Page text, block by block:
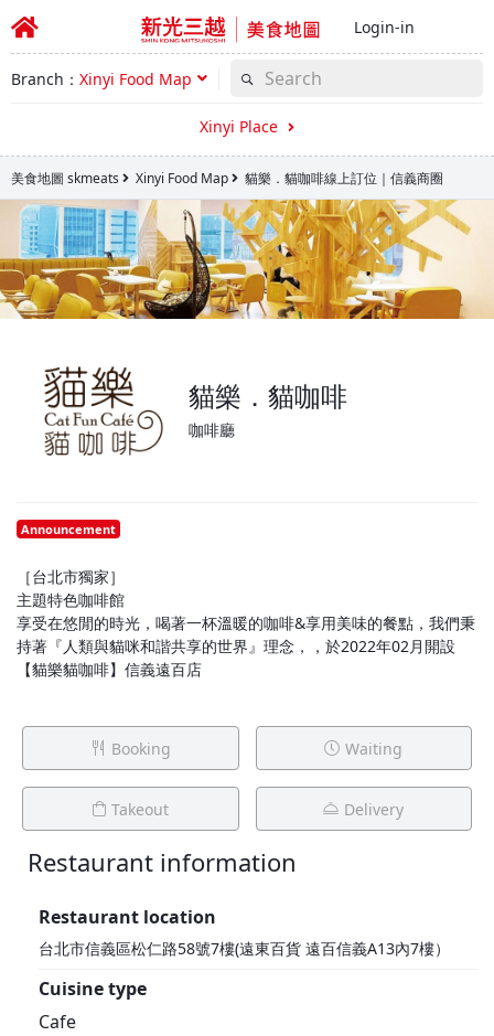
Login-in
Branch： Xinyi Food Map
Xinyi Place
美食地圖 skmeats Xinyi Food Map 貓樂．貓咖啡線上訂位｜信義商圈
貓樂．貓咖啡
咖啡廳
Announcement
［台北市獨家］
主題特色咖啡館
享受在悠閒的時光，喝著一杯溫暖的咖啡&享用美味的餐點，我們秉
持著『人類與貓咪和諧共享的世界』理念，，於2022年02月開設
【貓樂貓咖啡】信義遠百店
Booking Waiting
Takeout Delivery
Restaurant information
1F
Restaurant location
台北市信義區松仁路58號7樓(遠東百貨 遠百信義A13內7樓）
Cuisine type
Cafe